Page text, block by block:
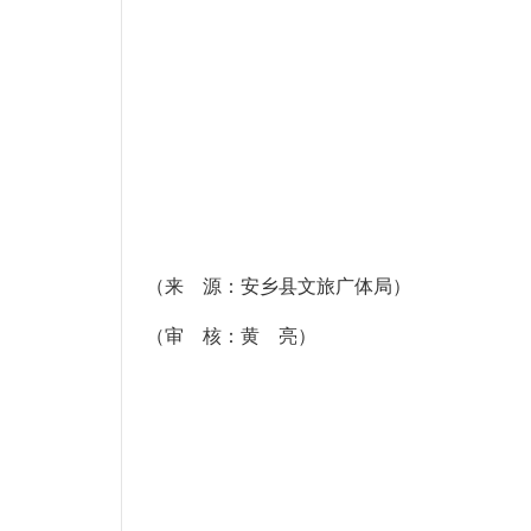
（来 源：安乡县文旅广体局）
（审 核：黄 亮）